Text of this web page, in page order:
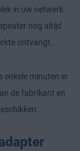
in uw netwerk
nog altijd
ontvangt.
enkele minuten in
de fabrikant en